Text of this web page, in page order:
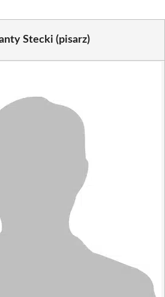
Stecki (pisarz)